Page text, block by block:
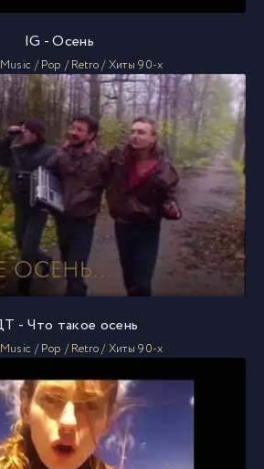
IG - Осень
/ Pop / Retro / Хиты 90-х
- Что такое осень
/ Pop / Retro / Хиты 90-х